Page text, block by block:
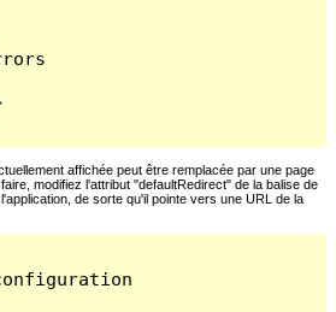
affichée peut être remplacée par une page
modifiez l'attribut "defaultRedirect" de la balise de
de sorte qu'il pointe vers une URL de la